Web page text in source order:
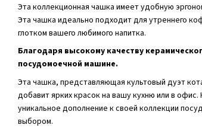
Эта коллекционная чашка имеет удобную
Эта чашка идеально подходит для утреннего
глотком вашего любимого напитка.
Благодаря высокому качеству
посудомоечной машине.
Эта чашка, представляющая культовый дуэт
добавит ярких красок на вашу кухню или в
уникальное дополнение к своей коллекции
выбором.